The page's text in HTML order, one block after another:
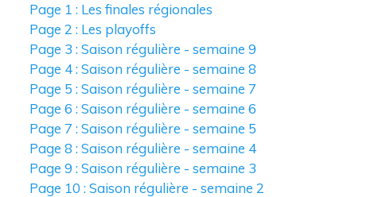
Page 1 : Les finales régionales
Page 2 : Les playoffs
Page 3 : Saison régulière - semaine 9
Page 4 : Saison régulière - semaine 8
Page 5 : Saison régulière - semaine 7
Page 6 : Saison régulière - semaine 6
Page 7 : Saison régulière - semaine 5
Page 8 : Saison régulière - semaine 4
Page 9 : Saison régulière - semaine 3
Page 10 : Saison régulière - semaine 2